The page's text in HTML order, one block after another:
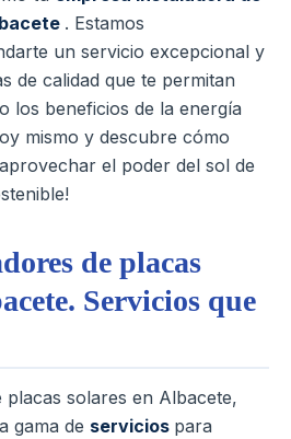
. Estamos
un servicio excepcional y
de calidad que te permitan
los beneficios de la energía
mismo y descubre cómo
el poder del sol de
de placas
Servicios que
placas solares en Albacete,
gama de servicios para